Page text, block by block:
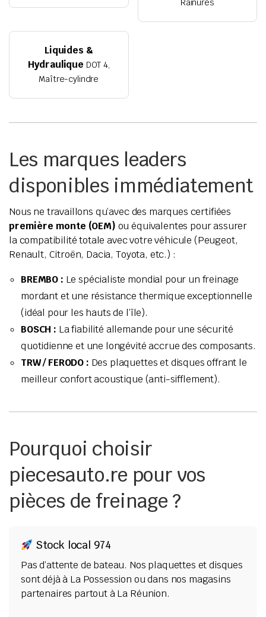
Rainurés
Liquides &
Hydraulique DOT 4,
Maître-cylindre
Les marques leaders
disponibles immédiatement
Nous ne travaillons qu’avec des marques certifiées
première monte (OEM) ou équivalentes pour assurer
la compatibilité totale avec votre véhicule (Peugeot,
Renault, Citroën, Dacia, Toyota, etc.) :
BREMBO : Le spécialiste mondial pour un freinage
mordant et une résistance thermique exceptionnelle
(idéal pour les hauts de l’île).
BOSCH : La fiabilité allemande pour une sécurité
quotidienne et une longévité accrue des composants.
TRW / FERODO : Des plaquettes et disques offrant le
meilleur confort acoustique (anti-sifflement).
Pourquoi choisir
piecesauto.re pour vos
pièces de freinage ?
Stock local 974
Pas d’attente de bateau. Nos plaquettes et disques
sont déjà à La Possession ou dans nos magasins
partenaires partout à La Réunion.